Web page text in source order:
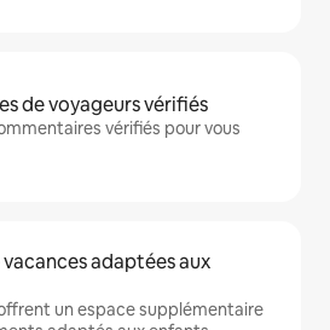
de voyageurs vérifiés
vérifiés pour vous
adaptées aux
un espace supplémentaire